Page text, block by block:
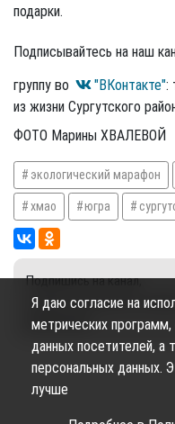
подарки.
Подписывайтесь на наш
группу во
"ВКонтакте":
из жизни Сургутского
ФОТО Марины ХВАЛЕВОЙ
экологический марафон
хмао югра
Подпишись на канал,
чтобы не пропустить
публикации
Я даю согласие на
метрических
данных посетителей, а
персональных данных.
лучше